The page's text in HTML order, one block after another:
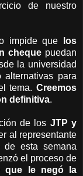
de nuestro
impide que
los
cheque puedan
la universidad
para
tema. Creemos
definitiva.
de los JTP y
al representante
de esta semana
el proceso de
que le negó la